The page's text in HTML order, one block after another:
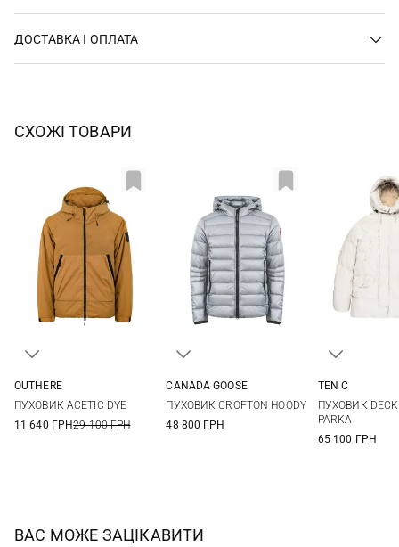
ДОСТАВКА І ОПЛАТА
СХОЖІ ТОВАРИ
OUTHERE
ПУХОВИК ACETIC DYE
11 640 ГРН29 100 ГРН
CANADA GOOSE
ПУХОВИК CROFTON HOODY
48 800 ГРН
56
TEN C
ПУХОВИК DECK
PARKA
65 100 ГРН
ВАС МОЖЕ ЗАЦІКАВИТИ